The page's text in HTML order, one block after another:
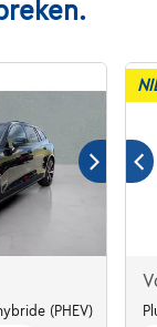
(PHEV)